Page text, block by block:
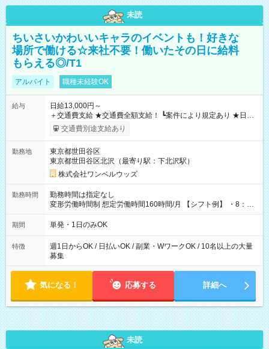
未読
ちいさいかわいいキャラのイベントも！好きな
場所で働ける☆来社不要！働いたその日に給料
もらえる◎/T1
アルバイト 職種未経験OK
給与
日給13,000円～
＋交通費支給 ★交通費全額支給！ ┗案件により規定あり ★日払
いOK！（規定あり） ┗働いたその日に現金GET♪ お仕事後はコ
ンビニATMから 日払い分を引き落とせます！ 【試用期間】試
交通費別途支給あり
勤務地
東京都世田谷区
東京都世田谷区北沢（最寄り駅：下北沢駅）
株式会社ワンベルウッズ
勤務時間
勤務時間は指定なし
変形労働時間制 想定労働時間160時間/月 【シフト例】 ・8：00
～21：00
期間 単発・1日のみOK
特徴
週1日からOK / 日払いOK / 副業・WワークOK / 10名以上の大量
募集
気になる！ 応募する 詳細へ
未読